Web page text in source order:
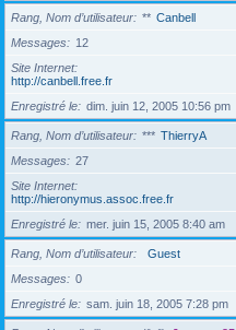
Rang, Nom d’utilisateur ** Canbell
Messages
12
Site Internet
http://canbell.free.fr
Enregistré le
dim. juin 12, 2005 10:56 pm
Rang, Nom d’utilisateur *** ThierryA
Messages
27
Site Internet
http://hieronymus.assoc.free.fr
Enregistré le
mer. juin 15, 2005 8:40 am
Rang, Nom d’utilisateur
Guest
Messages
0
Enregistré le
sam. juin 18, 2005 7:28 pm